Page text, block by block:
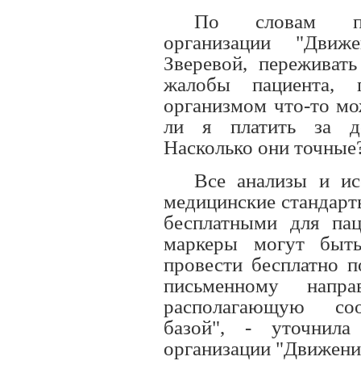
По словам
организации
Зверевой,
жалобы пациента,
организмом что-то
ли я платить за
Насколько они
Все анализы и
медицинские
бесплатными для
маркеры могут
провести бесплатно
письменному
располагающую
базой", - уточнила
организации